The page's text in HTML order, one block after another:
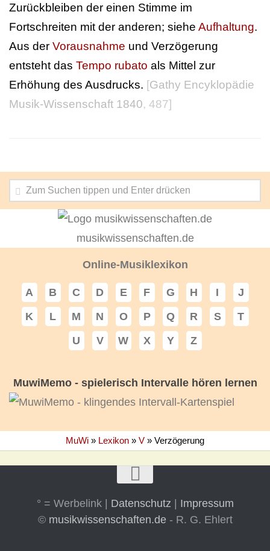
Zurückbleiben der einen Stimme im
Fortschreiten mit der anderen; siehe Aufhaltung.
Aus der Vorausnahme und Verzögerung
entsteht das Tempo rubato als Mittel zur
Erhöhung des Ausdrucks. [Gathy Encyklopädie
Musik-Wissenschaft 1840, 487]
musikwissenschaften.de
Online-Musiklexikon
A B C D E F G H I
J
K
L M N O P Q R S
T
U
V W X Y Z
MuwiMemo - spielerisch Intervalle hören lernen
MuWi » Lexikon » V » Verzögerung
° = Werbelink | Datenschutz
Impressum
© musikwissenschaften.de- R. G. Ehlert